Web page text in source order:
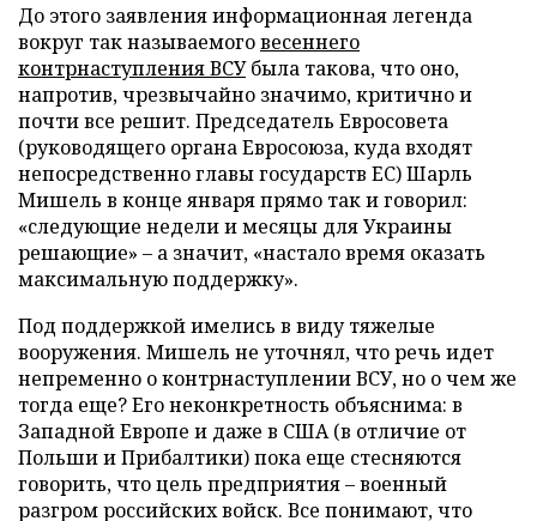
До этого заявления информационная легенда
вокруг так называемоговесеннего
контрнаступления ВСУбыла такова, что оно,
напротив, чрезвычайно значимо, критично и
почти все решит. Председатель Евросовета
(руководящего органа Евросоюза, куда входят
непосредственно главы государств ЕС) Шарль
Мишель в конце января прямо так и говорил:
«следующие недели и месяцы для Украины
решающие» – а значит, «настало время оказать
максимальную поддержку».
Под поддержкой имелись в виду тяжелые
вооружения. Мишель не уточнял, что речь идет
непременно о контрнаступлении ВСУ, но о чем же
тогда еще? Его неконкретность объяснима: в
Западной Европе и даже в США (в отличие от
Польши и Прибалтики) пока еще стесняются
говорить, что цель предприятия – военный
разгром российских войск. Все понимают, что